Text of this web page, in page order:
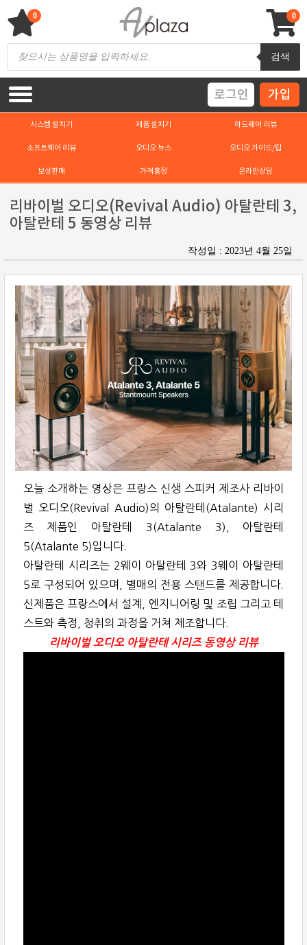
content
AV 플라자
하이파이 / 홈씨어터 전문 쇼핑몰
Products
search
검색
0
0
로그인 가입
시스템 설치기 제품 설치기 하드웨어 리뷰
소프트웨어 리뷰 오디오 뉴스 오디오 가이드/팁
보상판매 가격흥정 온라인상담
리바이벌 오디오(Revival Audio) 아탈란테 3,
아탈란테 5 동영상 리뷰
작성일 : 2023년 4월 25일
오늘 소개하는 영상은 프랑스 신생 스피커 제조사 리바이
벌 오디오(Revival Audio)의 아탈란테(Atalante) 시리
즈 제품인 아탈란테 3(Atalante 3), 아탈란테
5(Atalante 5)입니다.
아탈란테 시리즈는 2웨이 아탈란테 3와 3웨이 아탈란테
5로 구성되어 있으며, 별매의 전용 스탠드를 제공합니다.
신제품은 프랑스에서 설계, 엔지니어링 및 조립 그리고 테
스트와 측정, 청취의 과정을 거쳐 제조합니다.
리바이벌 오디오 아탈란테 시리즈 동영상 리뷰